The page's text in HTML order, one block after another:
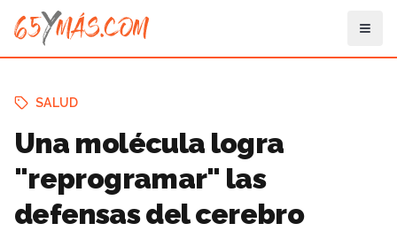
SALUD
Una molécula logra
"reprogramar" las
defensas del cerebro